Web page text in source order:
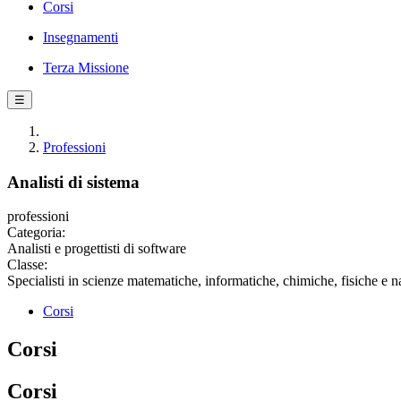
Corsi
Insegnamenti
Terza Missione
☰
Professioni
Analisti di sistema
professioni
Categoria:
Analisti e progettisti di software
Classe:
Specialisti in scienze matematiche, informatiche, chimiche, fisiche e
Corsi
Corsi
Corsi